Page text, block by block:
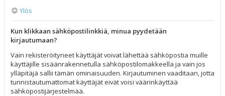
Ylös
Kun klikkaan sähköpostilinkkiä, minua pyydetään
kirjautumaan?
Vain rekisteröityneet käyttäjät voivat lähettää sähköpostia muille
käyttäjille sisäänrakennetulla sähköpostilomakkeella ja vain jos
ylläpitäjä sallii tämän ominaisuuden. Kirjautuminen vaaditaan, jotta
tunnistautumattomat käyttäjät eivät voisi väärinkäyttää
sähköpostijärjestelmää.